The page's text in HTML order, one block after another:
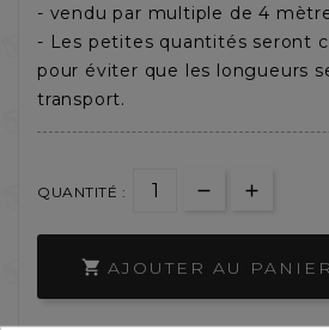
- vendu par multiple de 4
- Les petites quantités seront
pour éviter que les longueurs
transport.
QUANTITÉ :
 AJOUTER AU PANIER